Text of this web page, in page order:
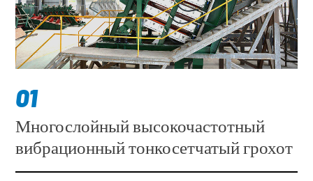
01
Многослойный высокочастотный
вибрационный тонкосетчатый грохот